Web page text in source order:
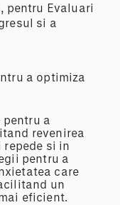
pentru Evaluari
si a
a optimiza
pentru a
revenirea
si in
pentru a
care
un
eficient.